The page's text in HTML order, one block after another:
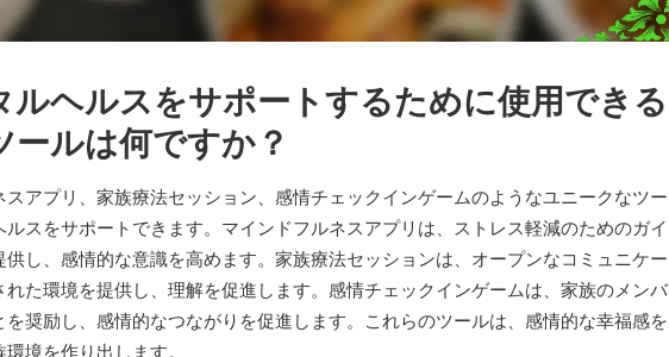
ルヘルスをサポートするために使用できる
ールは何ですか？
アプリ、家族療法セッション、感情チェックインゲームのようなユニークなツー
スをサポートできます。マインドフルネスアプリは、ストレス軽減のためのガイ
供し、感情的な意識を高めます。家族療法セッションは、オープンなコミュニケー
た環境を提供し、理解を促進します。感情チェックインゲームは、家族のメンバ
奨励し、感情的なつながりを促進します。これらのツールは、感情的な幸福感を